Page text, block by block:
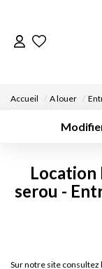
Accueil A louer
Sélectionnez...
Type de bien
Location
serou -
Sur notre site consultez